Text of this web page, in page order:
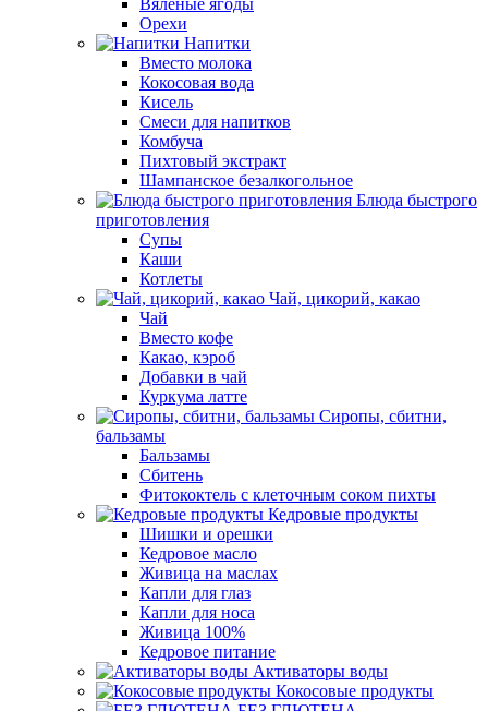
Вяленые ягоды
Орехи
Напитки
Вместо молока
Кокосовая вода
Кисель
Смеси для напитков
Комбуча
Пихтовый экстракт
Шампанское безалкогольное
Блюда быстрого
приготовления
Супы
Каши
Котлеты
Чай, цикорий, какао
Чай
Вместо кофе
Какао, кэроб
Добавки в чай
Куркума латте
Сиропы, сбитни,
бальзамы
Бальзамы
Сбитень
Фитококтель с клеточным соком пихты
Кедровые продукты
Шишки и орешки
Кедровое масло
Живица на маслах
Капли для глаз
Капли для носа
Живица 100%
Кедровое питание
Активаторы воды
Кокосовые продукты